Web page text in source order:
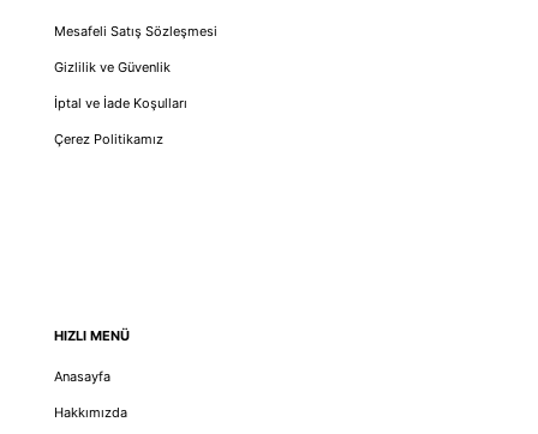
Mesafeli Satış Sözleşmesi
Gizlilik ve Güvenlik
İptal ve İade Koşulları
Çerez Politikamız
HIZLI MENÜ
Anasayfa
Hakkımızda